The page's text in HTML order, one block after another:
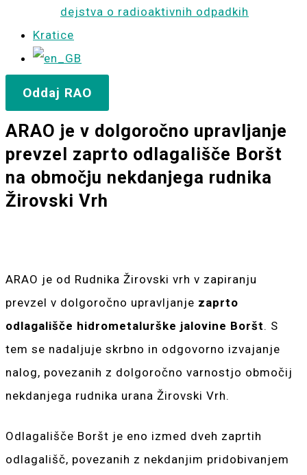
dejstva o radioaktivnih odpadkih
Kratice
Oddaj RAO
ARAO je v dolgoročno upravljanje
prevzel zaprto odlagališče Boršt
na območju nekdanjega rudnika
Žirovski Vrh
ARAO je od Rudnika Žirovski vrh v zapiranju
prevzel v dolgoročno upravljanje zaprto
odlagališče hidrometalurške jalovine Boršt. S
tem se nadaljuje skrbno in odgovorno izvajanje
nalog, povezanih z dolgoročno varnostjo območij
nekdanjega rudnika urana Žirovski Vrh.
Odlagališče Boršt je eno izmed dveh zaprtih
odlagališč, povezanih z nekdanjim pridobivanjem